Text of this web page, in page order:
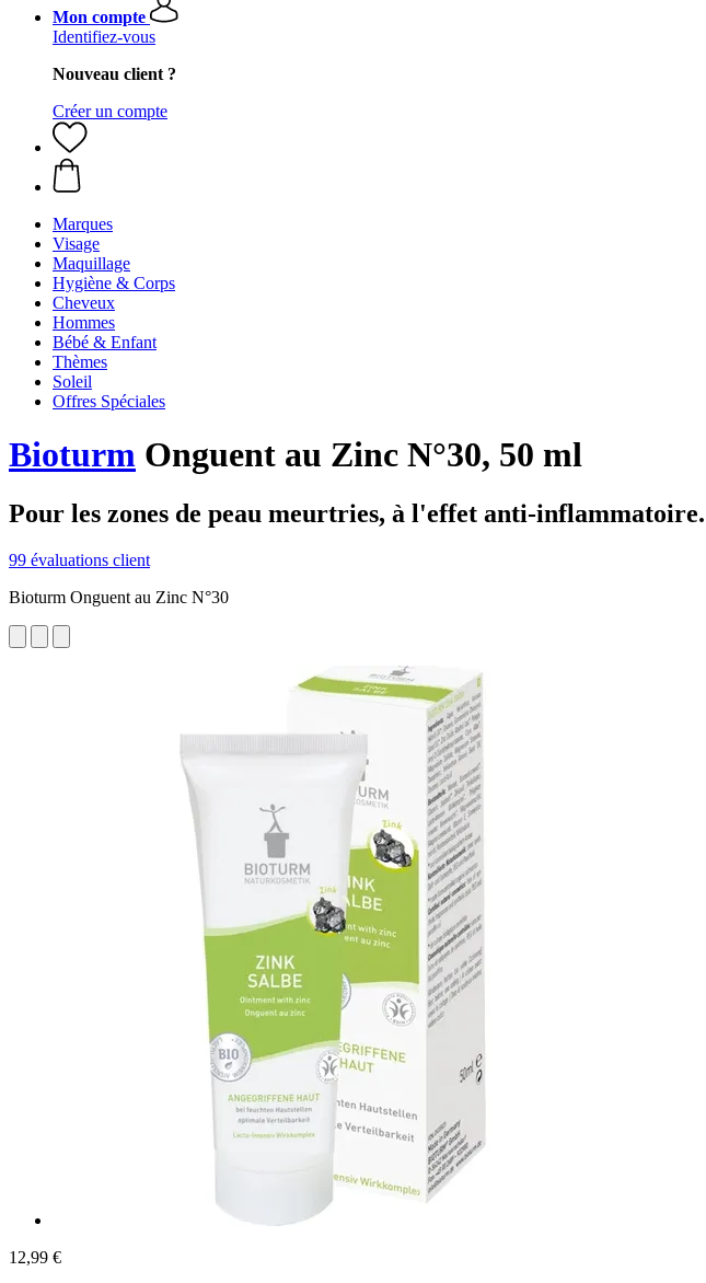
Mon compte
Identifiez-vous
Nouveau client ?
Créer un compte
Marques
Visage
Maquillage
Hygiène & Corps
Cheveux
Hommes
Bébé & Enfant
Thèmes
Soleil
Offres Spéciales
Bioturm Onguent au Zinc N°30, 50 ml
Pour les zones de peau meurtries, à l'effet anti-inflammatoire.
99 évaluations client
Bioturm Onguent au Zinc N°30
12,99 €